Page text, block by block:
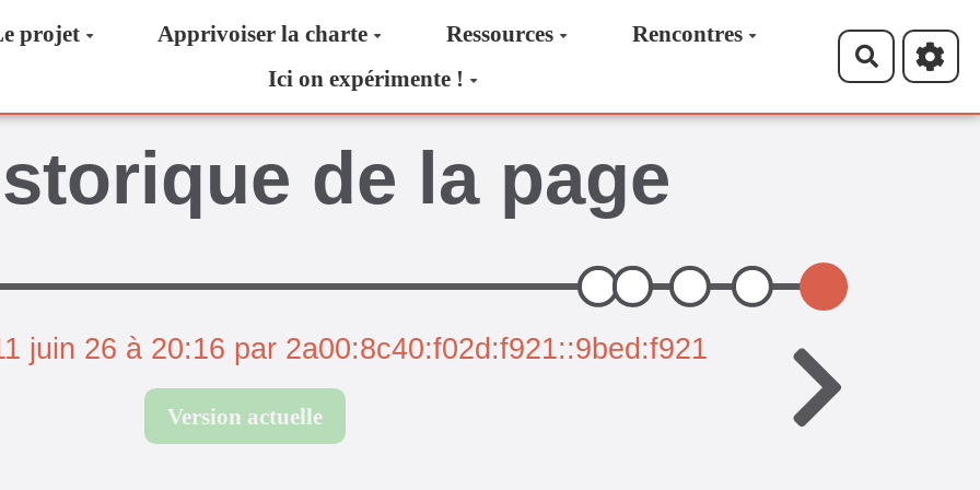
projet Apprivoiser la charte Ressources
Rencontres
Ici on expérimente !
de la page
juin 26 à 20:16 par 2a00:8c40:f02d:f921::9bed:f921
Version actuelle